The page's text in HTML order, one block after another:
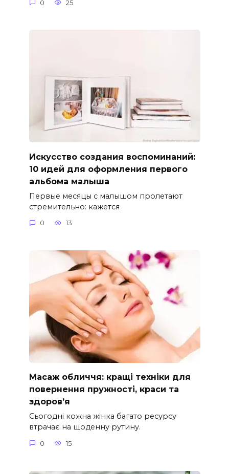
0 25
Искусство создания воспоминаний:
10 идей для оформления первого
альбома малыша
Первые месяцы с малышом пролетают
стремительно: кажется
0 13
Масаж обличчя: кращі техніки для
повернення пружності, краси та
здоров’я
Сьогодні кожна жінка багато ресурсу
втрачає на щоденну рутину.
0 15